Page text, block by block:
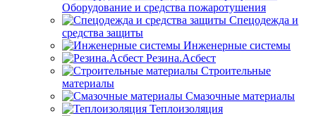
Оборудование и средства пожаротушения
Спецодежда и
средства защиты
Инженерные системы
Резина.Асбест
Строительные
материалы
Смазочные материалы
Теплоизоляция